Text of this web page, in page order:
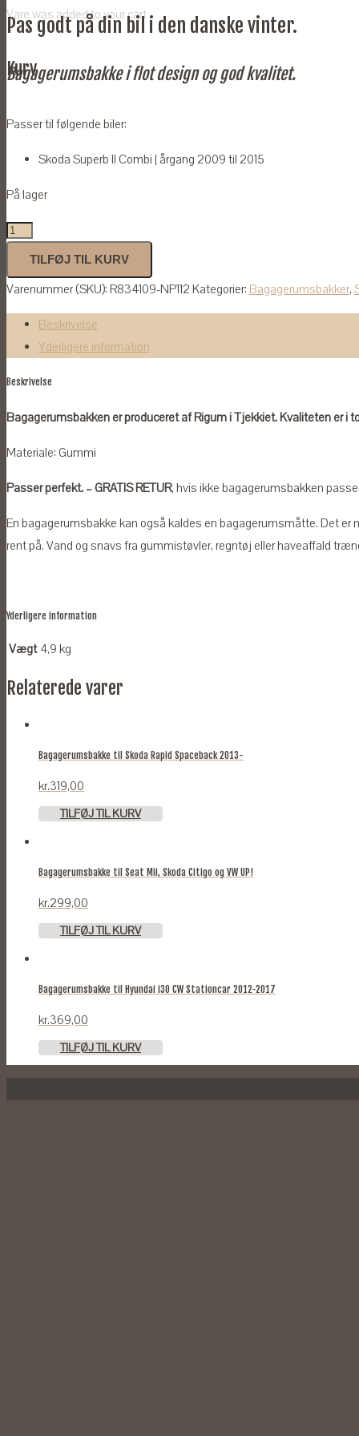
Vare was added to your cart
Kurv
was:
is:
Pas godt på din bil i den danske vinter.
Bagagerumsbakke i flot design og god kvalitet.
Passer til følgende biler:
Skoda Superb II Combi | årgang 2009 til 2015
På lager
Bagagerumsbakke
Skoda
Superb
II
Combi
2009-
2015
antal
TILFØJ TIL KURV
Varenummer (SKU): R834109-NP112 Kategorier: Bagagerumsbakker,
Beskrivelse
Yderligere information
Beskrivelse
Bagagerumsbakken er produceret af Rigum i Tjekkiet. Kvaliteten er i
Materiale: Gummi
Passer perfekt. – GRATIS RETUR, hvis ikke bagagerumsbakken
En bagagerumsbakke kan også kaldes en bagagerumsmåtte. Det
rent på. Vand og snavs fra gummistøvler, regntøj eller haveaffald
Yderligere information
Vægt 4,9 kg
Relaterede varer
Bagagerumsbakke til Skoda Rapid Spaceback 2013-
kr.319,00
TILFØJ TIL KURV
Bagagerumsbakke til Seat Mii, Skoda Citigo og VW UP!
kr.299,00
TILFØJ TIL KURV
Bagagerumsbakke til Hyundai i30 CW Stationcar 2012-2017
kr.369,00
TILFØJ TIL KURV